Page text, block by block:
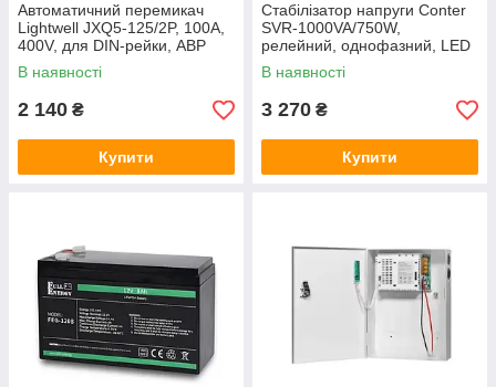
Автоматичний перемикач
Lightwell JXQ5-125/2P, 100А,
400V, для DIN-рейки, АВР
резервного живлення
В наявності
2 140 ₴
Купити
Стабілізатор напруги Conter
SVR‑1000VA/750W,
релейний, однофазний, LED
дисплей, 2×Schuko,
напольний монтаж
В наявності
3 270 ₴
Купити